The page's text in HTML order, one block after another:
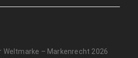
Weltmarke – Markenrecht 2026